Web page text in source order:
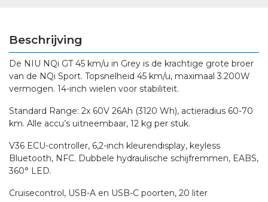
Beschrijving
De NIU NQi GT 45 km/u in Grey is de krachtige grote broer
van de NQi Sport. Topsnelheid 45 km/u, maximaal 3.200W
vermogen. 14-inch wielen voor stabiliteit.
Standard Range: 2x 60V 26Ah (3120 Wh), actieradius 60-70
km. Alle accu’s uitneembaar, 12 kg per stuk.
V36 ECU-controller, 6,2-inch kleurendisplay, keyless
Bluetooth, NFC. Dubbele hydraulische schijfremmen, EABS,
360° LED.
Cruisecontrol, USB-A en USB-C poorten, 20 liter